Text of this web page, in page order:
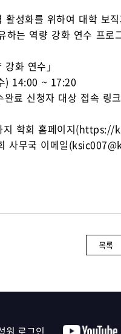
활성화를 위하여 대학 보
는 역량 강화 연수 프
화 연수」
) 14:00 ~ 17:20
료 신청자 대상 접속 링
지 학회 홈페이지
사무국 이메일
목록
원 로그인